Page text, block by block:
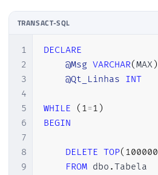
TRANSACT-SQL
1
2
3
4
5
6
7
8
9
DECLARE
@Msg VARCHAR(MAX)
@Qt_Linhas INT
WHILE ( 1=1 )
BEGIN
DELETE TOP( 100000
FROM dbo .Tabela